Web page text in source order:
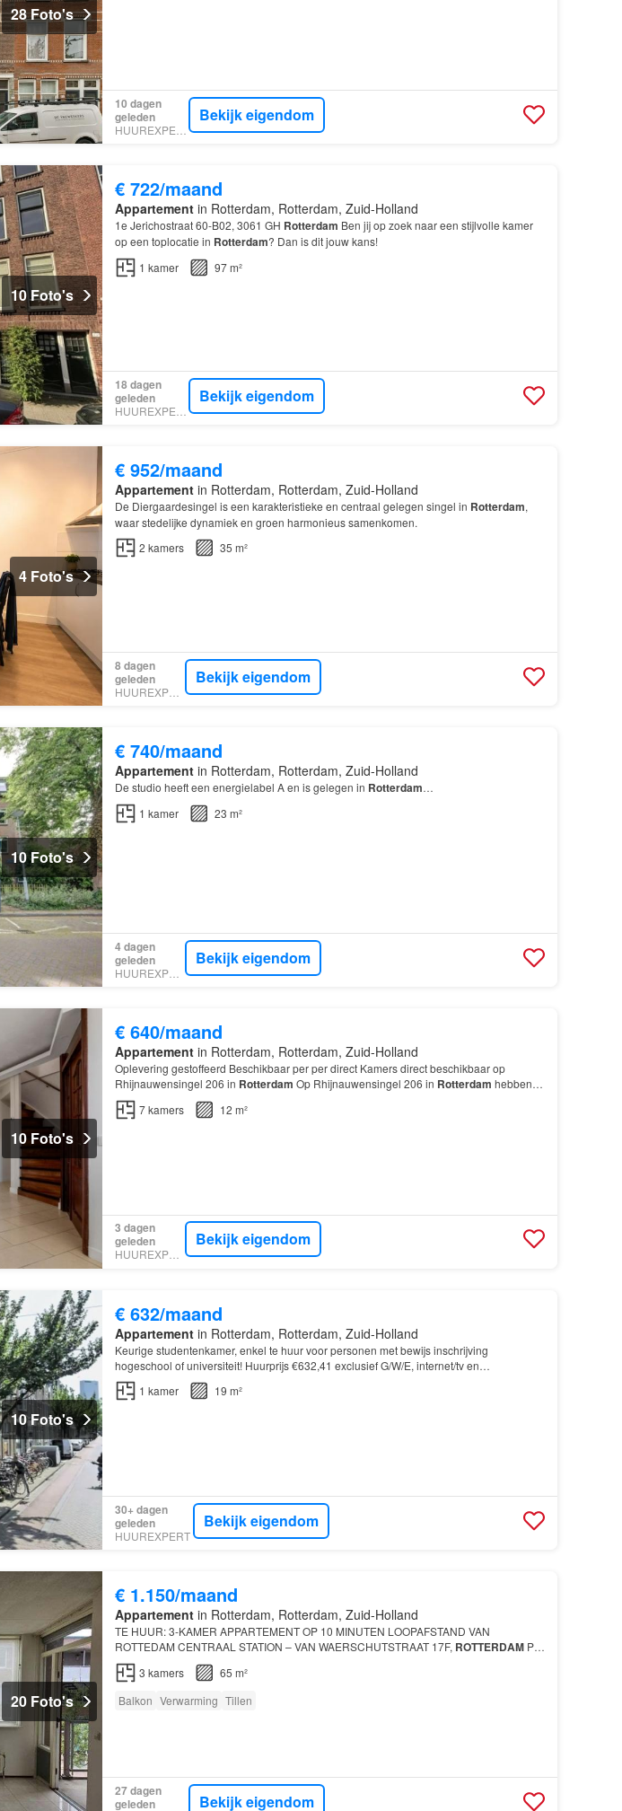
28 Foto's
10 dagen
geleden
Bekijk eigendom
10 Foto's
€ 722/maand
Appartementin Rotterdam, Rotterdam, Zuid-Holland
1e Jerichostraat 60-B02, 3061 GH Rotterdam Ben jij op zoek naar een stijlvolle kamer
op een toplocatie in Rotterdam? Dan is dit jouw kans!
1 kamer 97 m²
18 dagen
geleden
Bekijk eigendom
4 Foto's
€ 952/maand
Appartementin Rotterdam, Rotterdam, Zuid-Holland
De Diergaardesingel is een karakteristieke en centraal gelegen singel in Rotterdam,
waar stedelijke dynamiek en groen harmonieus samenkomen.
2 kamers 35 m²
8 dagen
geleden
HUUREXPERT
Bekijk eigendom
10 Foto's
€ 740/maand
Appartementin Rotterdam, Rotterdam, Zuid-Holland
De studio heeft een energielabel A en is gelegen in Rotterdam…
1 kamer 23 m²
4 dagen
geleden
HUUREXPERT
Bekijk eigendom
10 Foto's
€ 640/maand
Appartementin Rotterdam, Rotterdam, Zuid-Holland
Oplevering gestoffeerd Beschikbaar per per direct Kamers direct beschikbaar op
Rhijnauwensingel 206 in Rotterdam Op Rhijnauwensingel 206 in Rotterdam hebben
De woning is geschikt voor studenten die op zoek zijn naar een kamer…
7kamers 12 m²
3 dagen
geleden
HUUREXPERT
Bekijk eigendom
10 Foto's
€ 632/maand
Appartementin Rotterdam, Rotterdam, Zuid-Holland
Keurige studentenkamer, enkel te huur voor personen met bewijs inschrijving
hogeschool of universiteit! Huurprijs €632,41 exclusief G/W/E, internet/tv en
gemeentelijke lasten Staat Gestoffeerd Beschikbaar per 01-07-2026 Huurp…
1 kamer 19 m²
30+ dagen
geleden
HUUREXPERT
Bekijk eigendom
20 Foto's
€ 1.150/maand
Appartementin Rotterdam, Rotterdam, Zuid-Holland
TE HUUR: 3-KAMER APPARTEMENT OP 10 MINUTEN LOOPAFSTAND VAN
ROTTEDAM CENTRAAL STATION – VAN WAERSCHUTSTRAAT 17F, ROTTERDAMPer
direct beschikbaar: 3-kamer appartement van 65 m², gelegen op de 1e verdieping van
een appartements…
3 kamers
65 m²
Balkon Verwarming Tillen
27 dagen
geleden
Bekijk eigendom